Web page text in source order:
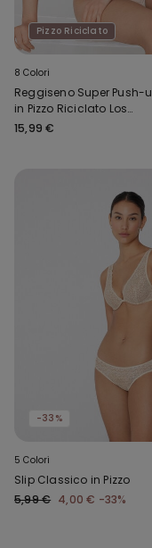
Pizzo Riciclato
8 Colori
Reggiseno Super Push-
in Pizzo Riciclato Los
Angeles
15,99 €
-33%
5 Colori
Slip Classico in Pizzo
5,99 € 4,00 € -33%